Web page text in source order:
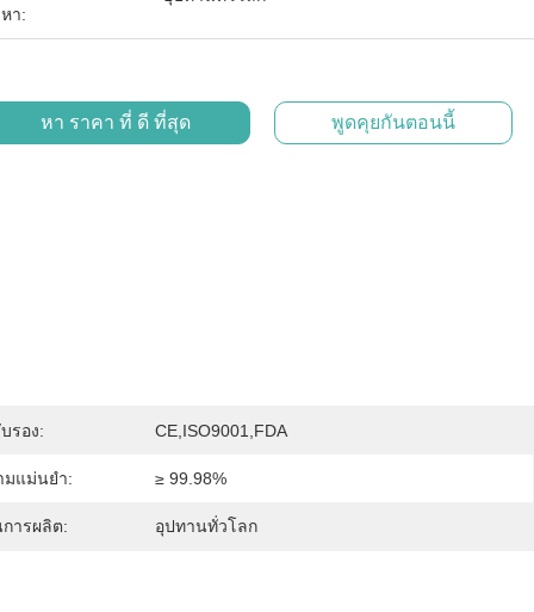
า:
หา ราคา ที่ ดี ที่สุด พูดคุยกันตอนนี้
รอง: CE,ISO9001,FDA
มแม่นยำ: ≥ 99.98%
ารผลิต: อุปทานทั่วโลก